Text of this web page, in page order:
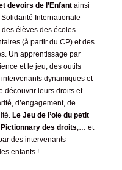
devoirs de l’Enfantainsi
Solidarité Internationale
des élèves des écoles
(à partir du CP) et des
Un apprentissage par
et le jeu, des outils
dynamiques et
découvrir leurs droits et
d’engagement, de
Le Jeu de l’oie du petit
des droits,… et
des intervenants
enfants !